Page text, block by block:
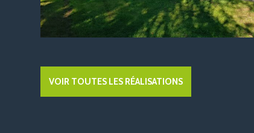
VOIR TOUTES LES RÉALISATIONS